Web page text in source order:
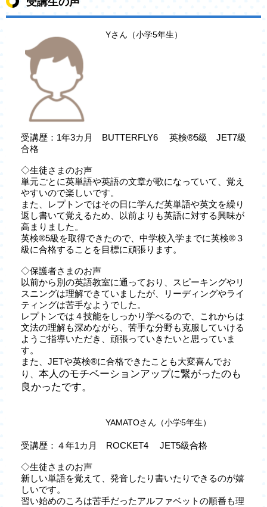
Yさん（小学5年生）
受講歴：1年3カ月 BUTTERFLY6 英検®5級 JET7級
合格
◇生徒さまのお声
単元ごとに英単語や英語の文章が歌になっていて、覚え
やすいので楽しいです。
また、レプトンではその日に学んだ英単語や英文を繰り
返し書いて覚えるため、以前よりも英語に対する興味が
高まりました。
英検®5級を取得できたので、中学校入学までに英検®３
級に合格することを目標に頑張ります。
◇保護者さまのお声
以前から別の英語教室に通っており、スピーキングやリ
スニングは理解できていましたが、リーディングやライ
ティングは苦手なようでした。
レプトンでは４技能をしっかり学べるので、これからは
文法の理解も深めながら、苦手な分野も克服していける
ようご指導いただき、頑張っていきたいと思っていま
す。
また、JETや英検®に合格できたことも大変喜んでお
り、 本人のモチベーションアップに繋がったのも
良かったです。
YAMATOさん（小学5年生）
受講歴：４年1カ月 ROCKET4 JET5級合格
◇生徒さまのお声
新しい単語を覚えて、発音したり書いたりできるのが嬉
しいです。
習い始めのころは苦手だったアルファベットの順番も理